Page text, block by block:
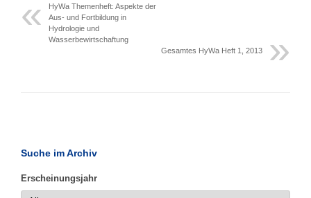
HyWa Themenheft: Aspekte der
Aus- und Fortbildung in
Hydrologie und
Wasserbewirtschaftung
Gesamtes HyWa Heft 1, 2013
Suche im Archiv
Erscheinungsjahr